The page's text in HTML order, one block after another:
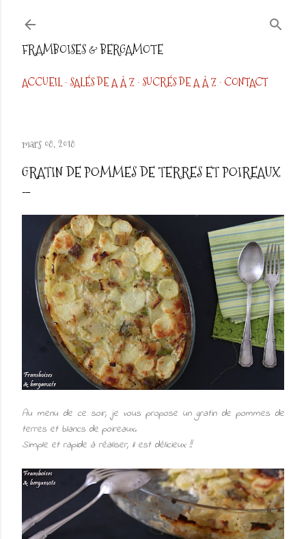
FRAMBOISES & BERGAMOTE
ACCUEIL SALÉS DE A À Z SUCRÉS DE A À Z CONTACT
mars 08, 2018
GRATIN DE POMMES DE TERRES ET POIREAUX
Au menu de ce soir, je vous propose un gratin de pommes de
terres et blancs de poireaux.
Simple et rapide à réaliser, il est délicieux !!